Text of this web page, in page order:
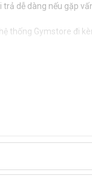
dễ dàng nếu gặp
thống Gymstore đi